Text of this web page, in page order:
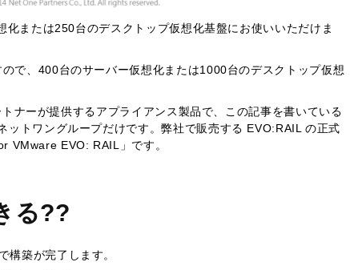
または250台のデスクトップ仮想化基盤にお使いいただけま
で、400台のサーバー仮想化または1000台のデスクトップ仮想
ナーが提供するアプライアンス製品で、この記事を書いている
トワングループだけです。弊社で販売する EVO:RAIL の正式
VMware EVO: RAIL」です。
る??
構築が完了します。